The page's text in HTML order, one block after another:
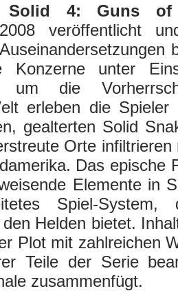
Solid 4: Guns of
2008 veröffentlicht
Konzerne unter
um die
erleben die
gealterten Solid
Orte
Das epische
Elemente in
Spiel-System,
Helden bietet.
Plot mit zahlreichen
Teile der Serie
zusammenfügt.